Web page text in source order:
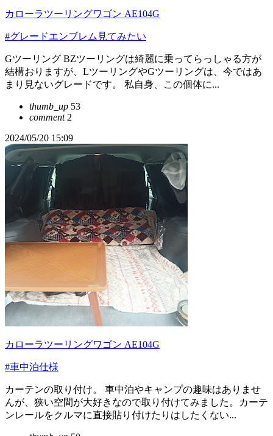
カローラツーリングワゴン AE104G
#グレードエンブレム見てみたい
Gツーリング BZツーリングは綺麗に乗ってらっしゃる方が
結構おりますが、LツーリングやGツーリングは、今ではあ
まり見ないグレードです。 私自身、この個体に...
thumb_up 53
comment2
2024/05/20 15:09
カローラツーリングワゴン AE104G
#車中泊仕様
カーテンの取り付け。 車中泊やキャンプの趣味はありませ
んが、狭い空間が大好きなので取り付けてみました。カーテ
ンレールをクルマに直接貼り付けたりはしたくない...